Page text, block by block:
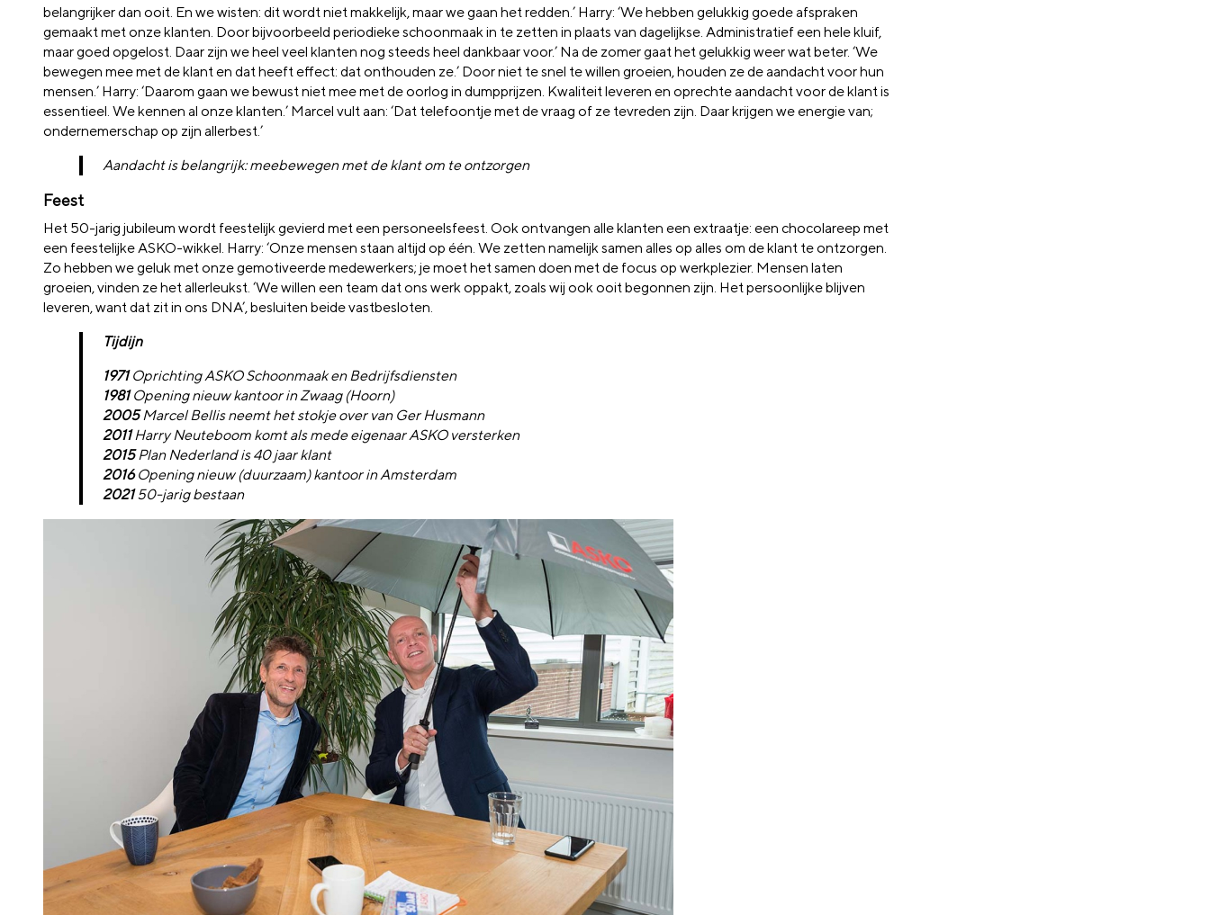
belangrijker dan ooit. En we wisten: dit wordt niet makkelijk, maar we gaan het redden.’ Harry: ‘We hebben gelukkig goede afspraken
gemaakt met onze klanten. Door bijvoorbeeld periodieke schoonmaak in te zetten in plaats van dagelijkse. Administratief een hele kluif,
maar goed opgelost. Daar zijn we heel veel klanten nog steeds heel dankbaar voor.’ Na de zomer gaat het gelukkig weer wat beter. ‘We
bewegen mee met de klant en dat heeft effect: dat onthouden ze.’ Door niet te snel te willen groeien, houden ze de aandacht voor hun
mensen.’ Harry: ‘Daarom gaan we bewust niet mee met de oorlog in dumpprijzen. Kwaliteit leveren en oprechte aandacht voor de klant is
essentieel. We kennen al onze klanten.’ Marcel vult aan: ‘Dat telefoontje met de vraag of ze tevreden zijn. Daar krijgen we energie van;
ondernemerschap op zijn allerbest.’
Aandacht is belangrijk: meebewegen met de klant om te ontzorgen
Feest
Het 50-jarig jubileum wordt feestelijk gevierd met een personeelsfeest. Ook ontvangen alle klanten een extraatje: een chocolareep met
een feestelijke ASKO-wikkel. Harry: ‘Onze mensen staan altijd op één. We zetten namelijk samen alles op alles om de klant te ontzorgen.
Zo hebben we geluk met onze gemotiveerde medewerkers; je moet het samen doen met de focus op werkplezier. Mensen laten
groeien, vinden ze het allerleukst. ‘We willen een team dat ons werk oppakt, zoals wij ook ooit begonnen zijn. Het persoonlijke blijven
leveren, want dat zit in ons DNA’, besluiten beide vastbesloten.
Tijdijn
1971Oprichting ASKO Schoonmaak en Bedrijfsdiensten
1981Opening nieuw kantoor in Zwaag (Hoorn)
2005Marcel Bellis neemt het stokje over van Ger Husmann
2011Harry Neuteboom komt als mede eigenaar ASKO versterken
2015Plan Nederland is 40 jaar klant
2016Opening nieuw (duurzaam) kantoor in Amsterdam
202150-jarig bestaan